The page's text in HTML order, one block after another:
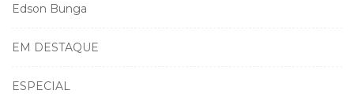
Edson Bunga
EM DESTAQUE
ESPECIAL